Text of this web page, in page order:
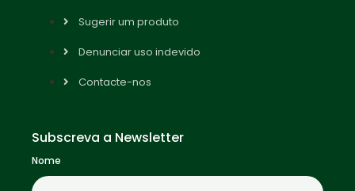
Sugerir um produto
Denunciar uso indevido
Contacte-nos
Subscreva a Newsletter
Nome